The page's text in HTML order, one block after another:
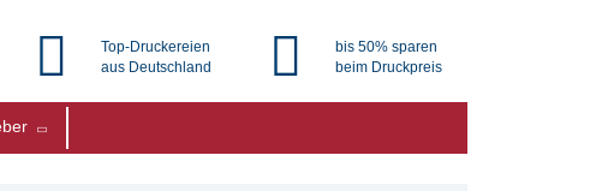
Top-Druckereien
aus Deutschland
bis 50% sparen
beim Druckpreis